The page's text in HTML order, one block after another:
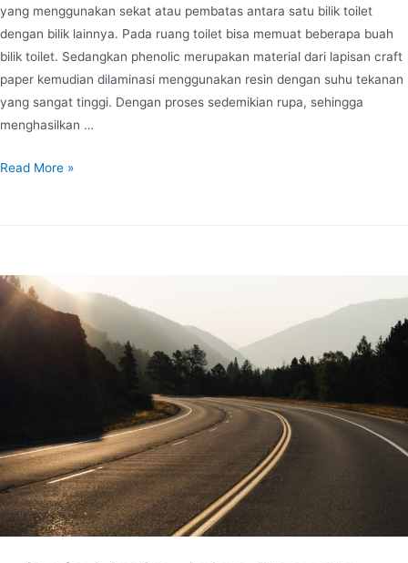
yang menggunakan sekat atau pembatas antara satu bilik toilet
dengan bilik lainnya. Pada ruang toilet bisa memuat beberapa buah
bilik toilet. Sedangkan phenolic merupakan material dari lapisan craft
paper kemudian dilaminasi menggunakan resin dengan suhu tekanan
yang sangat tinggi. Dengan proses sedemikian rupa, sehingga
menghasilkan …
Read More »